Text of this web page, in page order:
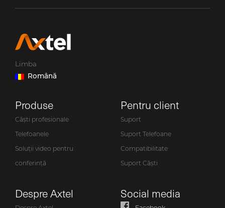
Limba
Română
Produse
Căști profesionale
Telefoanele
Soluții video pentru
conferință
Pentru client
Suport
Suport Telefoane
Compatibilitate
Suport Căști
Despre Axtel Social media